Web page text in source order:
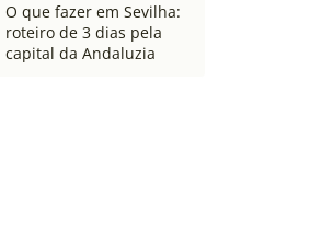
O que fazer em Sevilha:
roteiro de 3 dias pela
capital da Andaluzia